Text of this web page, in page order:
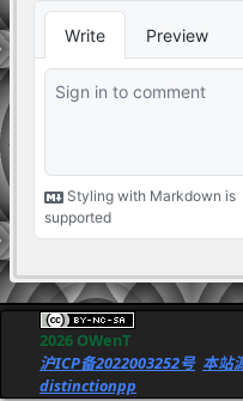
2026 OWenT
沪ICP备2022003252号 本站
distinctionpp